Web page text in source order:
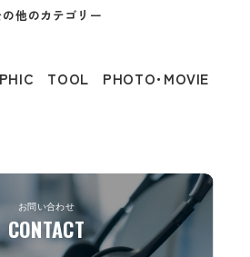
の他のカテゴリー
TOOL PHOTO･MOVIE
お問い合わせ
CONTACT